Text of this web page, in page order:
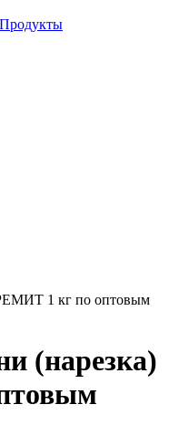
1 кг по оптовым
(нарезка)